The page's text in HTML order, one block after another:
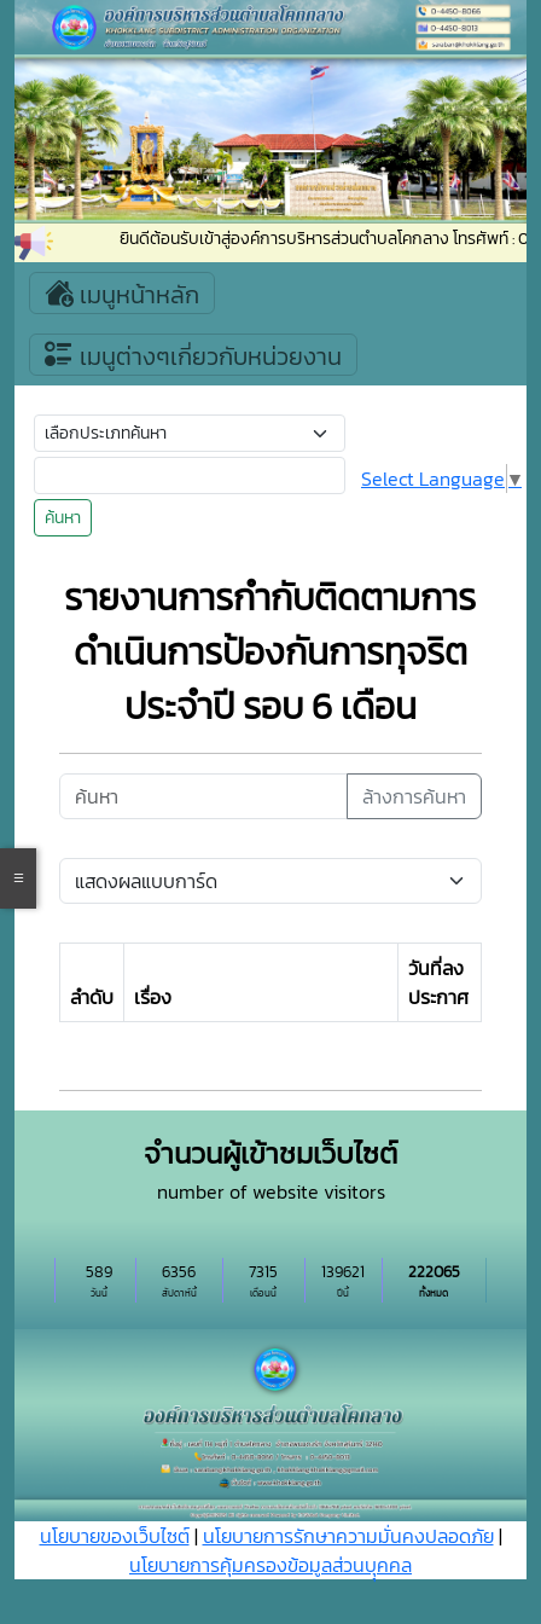
ยินดีต้อนรับเข้าสู่องค์การบริหารส่วนตำบลโคกลาง โทรศัพท์ :
เมนูหน้าหลัก
เมนูต่างๆเกี่ยวกับหน่วยงาน
ค้นหา
Select Language ▼
รายงานการกำกับติดตามการ
ดำเนินการป้องกันการทุจริต
ประจำปี รอบ 6 เดือน
ล้างการค้นหา
ลำดับ เรื่อง
วันที่ลง
ประกาศ
จำนวนผู้เข้าชมเว็บไซต์
number of website visitors
วันนี้
589
สัปดาห์นี้
6356
เดือนนี้
7315
ปีนี้
139621
ทั้งหมด
222065
นโยบายของเว็บไซต์| นโยบายการรักษาความมั่นคงปลอดภัย|
นโยบายการคุ้มครองข้อมูลส่วนบุุคคล